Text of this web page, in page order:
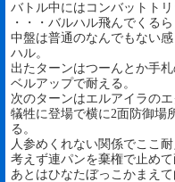
バトル中にはコンバットトリ
・・・バルハル飛んでくる
中盤は普通のなんでもない
ハル。
出たターンはつーんとか手
ベルアップで耐える。
次のターンはエルアイラの
犠牲に登場で横に2面防御場
る。
人参めくれない関係でここ
考えず連パンを棄権で止めて
あとはひなたぼっこかまえ